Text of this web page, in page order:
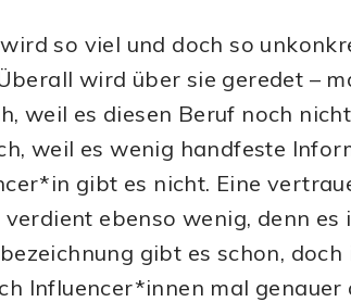
so viel und doch so
wird über sie geredet –
weil es diesen Beruf noch
weil es wenig handfeste
gibt es nicht. Eine
ebenso wenig, denn
gibt es schon,
Influencer*innen mal